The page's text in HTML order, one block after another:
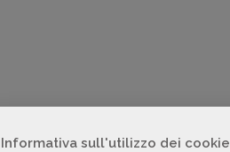
Informativa sull'utilizzo dei cookie